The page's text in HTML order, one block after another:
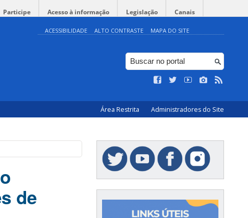
Participe Acesso à informação Legislação Canais
ACESSIBILIDADE ALTO CONTRASTE MAPA DO SITE
Área Restrita Administradores do Site
de